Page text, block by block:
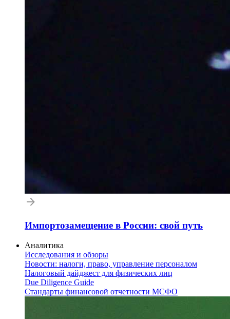
Импортозамещение в России: свой путь
Аналитика
Исследования и обзоры
Новости: налоги, право, управление персоналом
Налоговый дайджест для физических лиц
Due Diligence Guide
Стандарты финансовой отчетности МСФО